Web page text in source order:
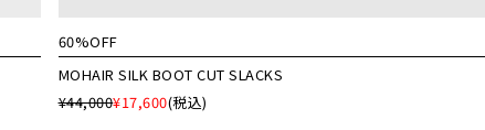
60%OFF
MOHAIR SILK BOOT CUT SLACKS
¥44,000¥17,600(税込)